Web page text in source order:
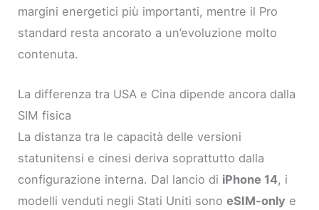
margini energetici più importanti, mentre il Pro
standard resta ancorato a un’evoluzione molto
contenuta.
La differenza tra USA e Cina dipende ancora dalla
SIM fisica
La distanza tra le capacità delle versioni
statunitensi e cinesi deriva soprattutto dalla
configurazione interna. Dal lancio di iPhone 14, i
modelli venduti negli Stati Uniti sonoeSIM-only e